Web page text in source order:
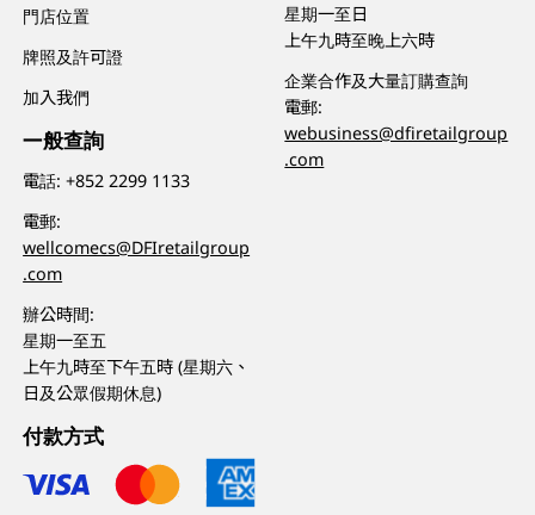
門店位置
牌照及許可證
加入我們
一般查詢
電話:+852 2299 1133
電郵:
wellcomecs@DFIretailgroup
.com
辦公時間:
星期一至五
上午九時至下午五時 (星期六、
日及公眾假期休息)
星期一至日
上午九時至晚上六時
企業合作及大量訂購查詢
電郵:
webusiness@dfiretailgroup
.com
付款方式